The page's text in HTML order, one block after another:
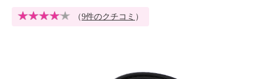
（9件のクチコミ ）